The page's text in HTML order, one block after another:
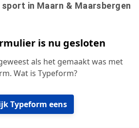
in Maarn & Maarsbergen